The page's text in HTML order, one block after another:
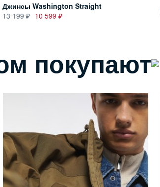
Джинсы Washington Straight
13 199
10 599
покупают